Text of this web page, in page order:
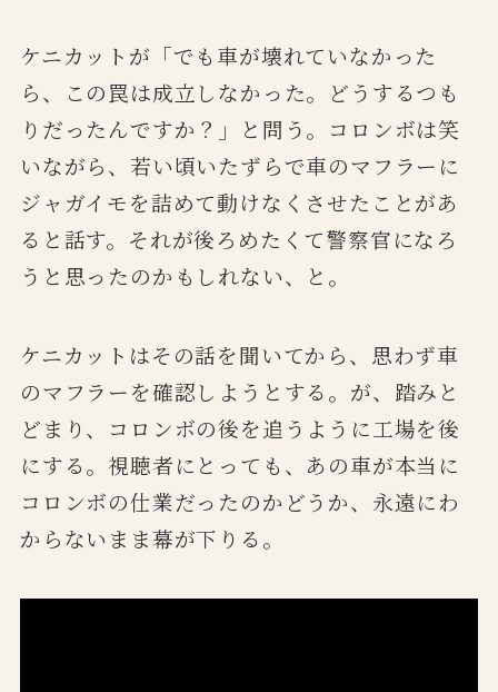
ケニカットが「でも車が壊れていなかった
ら、この罠は成立しなかった。どうするつも
りだったんですか？」と問う。コロンボは笑
いながら、若い頃いたずらで車のマフラーに
ジャガイモを詰めて動けなくさせたことがあ
ると話す。それが後ろめたくて警察官になろ
うと思ったのかもしれない、と。
ケニカットはその話を聞いてから、思わず車
のマフラーを確認しようとする。が、踏みと
どまり、コロンボの後を追うように工場を後
にする。視聴者にとっても、あの車が本当に
コロンボの仕業だったのかどうか、永遠にわ
からないまま幕が下りる。